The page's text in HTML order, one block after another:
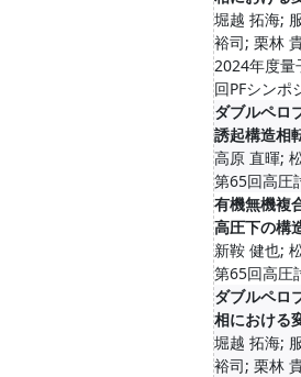
堀越 拓海;
裕司; 栗林
2024年度量
回PFシン
ダブルペロ
誘起構造相
高原 直暉;
第65回高圧
有機無機複
高圧下の構
新鞍 健也;
第65回高圧
ダブルペロ
相における
堀越 拓海;
裕司; 栗林